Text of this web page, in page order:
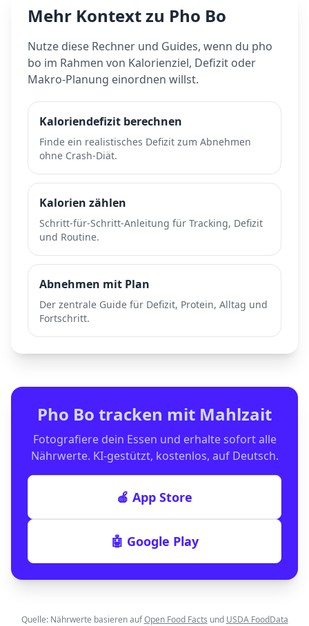
Mehr Kontext zu Pho Bo
Nutze diese Rechner und Guides, wenn du pho
bo im Rahmen von Kalorienziel, Defizit oder
Makro-Planung einordnen willst.
Kaloriendefizit berechnen
Finde ein realistisches Defizit zum Abnehmen
ohne Crash-Diät.
Kalorien zählen
Schritt-für-Schritt-Anleitung für Tracking, Defizit
und Routine.
Abnehmen mit Plan
Der zentrale Guide für Defizit, Protein, Alltag und
Fortschritt.
Pho Bo tracken mit Mahlzait
Fotografiere dein Essen und erhalte sofort alle
Nährwerte. KI-gestützt, kostenlos, auf Deutsch.
🍎 App Store
🤖 Google Play
Quelle: Nährwerte basieren auf Open Food Facts und USDA FoodData